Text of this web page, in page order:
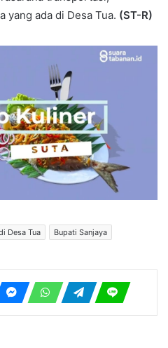
yang ada di Desa Tua. (ST-R)
Desa Tua
Bupati Sanjaya